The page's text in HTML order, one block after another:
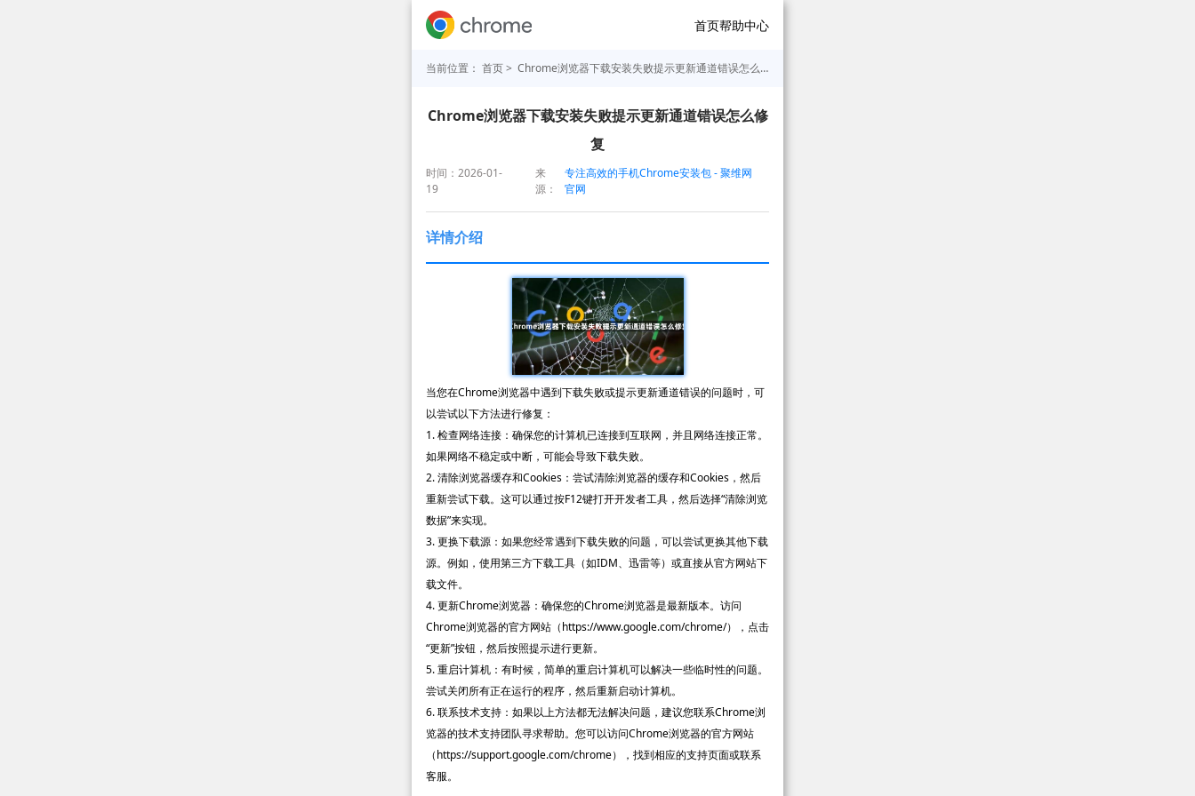
首页帮助中心
当前位置： 首页> Chrome浏览器下载安装失败提示更新通道错误怎么修复
Chrome浏览器下载安装失败提示更新通道错误怎么修
复
时间：2026-01-
19
来
源：
专注高效的手机Chrome安装包 - 聚维网
官网
详情介绍
当您在Chrome浏览器中遇到下载失败或提示更新通道错误的问题时，可
以尝试以下方法进行修复：
1. 检查网络连接：确保您的计算机已连接到互联网，并且网络连接正常。
如果网络不稳定或中断，可能会导致下载失败。
2. 清除浏览器缓存和Cookies：尝试清除浏览器的缓存和Cookies，然后
重新尝试下载。这可以通过按F12键打开开发者工具，然后选择“清除浏览
数据”来实现。
3. 更换下载源：如果您经常遇到下载失败的问题，可以尝试更换其他下载
源。例如，使用第三方下载工具（如IDM、迅雷等）或直接从官方网站下
载文件。
4. 更新Chrome浏览器：确保您的Chrome浏览器是最新版本。访问
Chrome浏览器的官方网站（https://www.google.com/chrome/），点击
“更新”按钮，然后按照提示进行更新。
5. 重启计算机：有时候，简单的重启计算机可以解决一些临时性的问题。
尝试关闭所有正在运行的程序，然后重新启动计算机。
6. 联系技术支持：如果以上方法都无法解决问题，建议您联系Chrome浏
览器的技术支持团队寻求帮助。您可以访问Chrome浏览器的官方网站
（https://support.google.com/chrome），找到相应的支持页面或联系
客服。